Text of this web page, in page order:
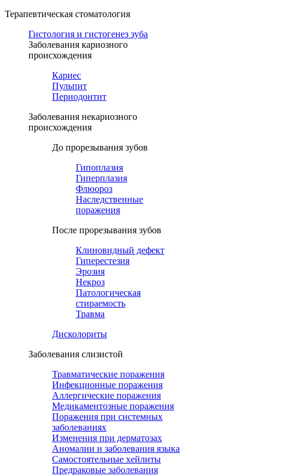
Терапевтическая стоматология
Гистология и гистогенез зуба
Заболевания кариозного
происхождения
Кариес
Пульпит
Периодонтит
Заболевания некариозного
происхождения
До прорезывания зубов
Гипоплазия
Гиперплазия
Флюороз
Наследственные
поражения
После прорезывания зубов
Клиновидный дефект
Гиперестезия
Эрозия
Некроз
Патологическая
стираемость
Травма
Дисколориты
Заболевания слизистой
Травматические поражения
Инфекционные поражения
Аллергические поражения
Медикаментозные поражения
Поражения при системных
заболеваниях
Изменения при дерматозах
Аномалии и заболевания языка
Самостоятельные хейлиты
Предраковые заболевания